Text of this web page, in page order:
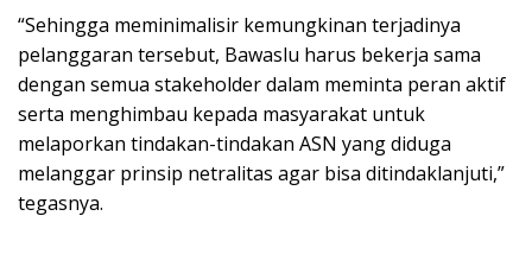
“Sehingga meminimalisir kemungkinan terjadinya
pelanggaran tersebut, Bawaslu harus bekerja sama
dengan semua stakeholder dalam meminta peran aktif
serta menghimbau kepada masyarakat untuk
melaporkan tindakan-tindakan ASN yang diduga
melanggar prinsip netralitas agar bisa ditindaklanjuti,”
tegasnya.